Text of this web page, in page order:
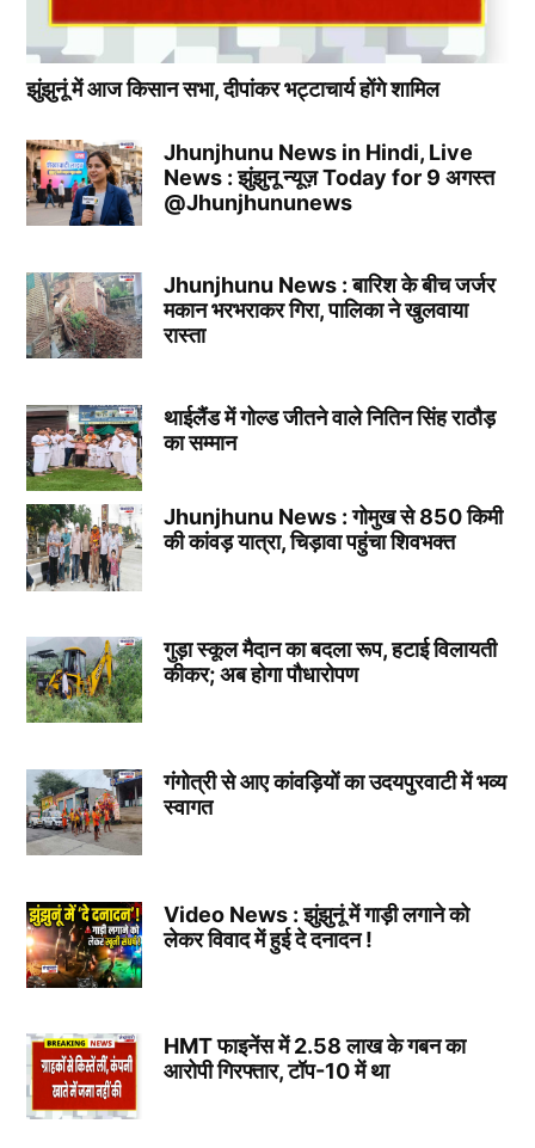
झुंझुनूं में आज किसान सभा, दीपांकर भट्टाचार्य होंगे शामिल
Jhunjhunu News in Hindi, Live
News : झुंझुनू न्यूज़ Today for 9 अगस्त
@Jhunjhununews
Jhunjhunu News : बारिश के बीच जर्जर
मकान भरभराकर गिरा, पालिका ने खुलवाया
रास्ता
थाईलैंड में गोल्ड जीतने वाले नितिन सिंह राठौड़
का सम्मान
Jhunjhunu News : गोमुख से 850 किमी
की कांवड़ यात्रा, चिड़ावा पहुंचा शिवभक्त
गुड़ा स्कूल मैदान का बदला रूप, हटाई विलायती
कीकर; अब होगा पौधारोपण
गंगोत्री से आए कांवड़ियों का उदयपुरवाटी में भव्य
स्वागत
Video News : झुंझुनूं में गाड़ी लगाने को
लेकर विवाद में हुई दे दनादन !
HMT फाइनेंस में 2.58 लाख के गबन का
आरोपी गिरफ्तार, टॉप-10 में था